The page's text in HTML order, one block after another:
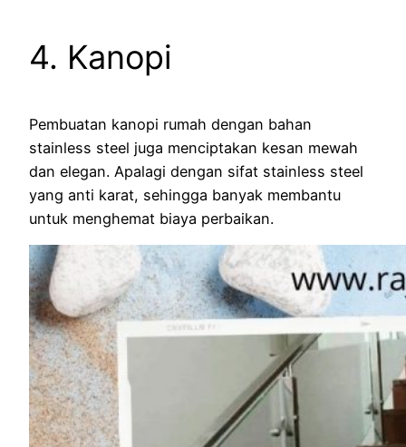
4. Kanopi
Pembuatan kanopi rumah dengan bahan
stainless steel juga menciptakan kesan mewah
dan elegan. Apalagi dengan sifat stainless steel
yang anti karat, sehingga banyak membantu
untuk menghemat biaya perbaikan.